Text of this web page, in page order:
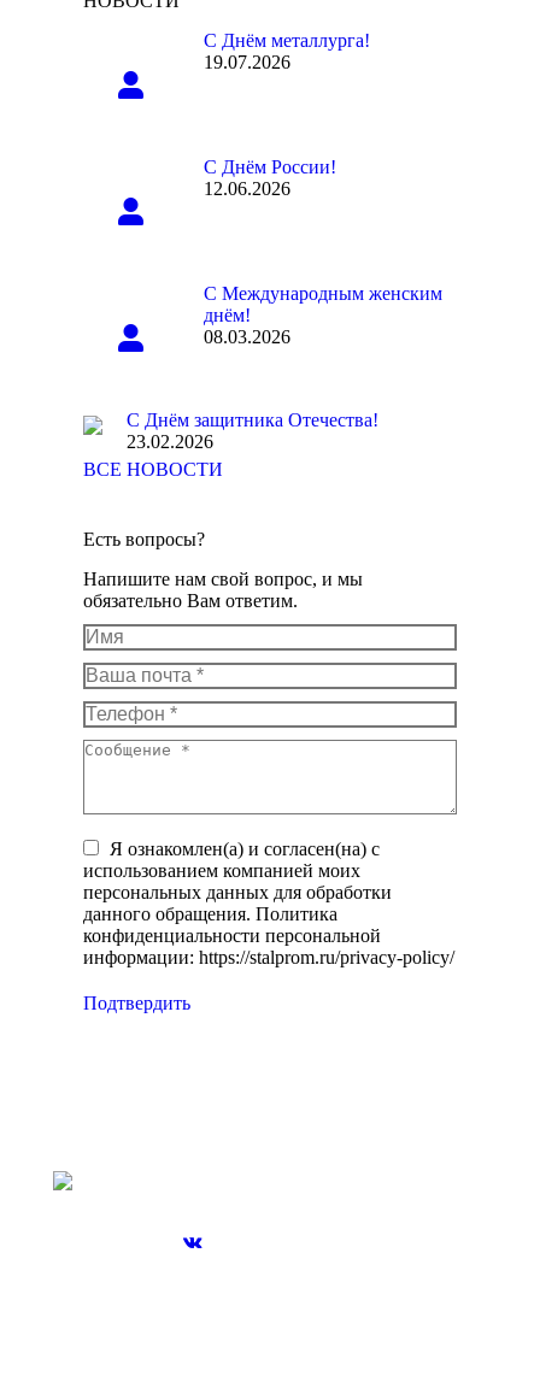
С Днём металлурга!
19.07.2026
С Днём России!
12.06.2026
С Международным женским
днём!
08.03.2026
С Днём защитника Отечества!
23.02.2026
ВСЕ НОВОСТИ
Есть вопросы?
Напишите нам свой вопрос, и мы
обязательно Вам ответим.
Имя
Ваша почта *
Телефон *
Сообщение *
Я ознакомлен(а) и согласен(на) с
использованием компанией моих
персональных данных для обработки
данного обращения. Политика
конфиденциальности персональной
информации: https://stalprom.ru/privacy-policy/
Подтвердить